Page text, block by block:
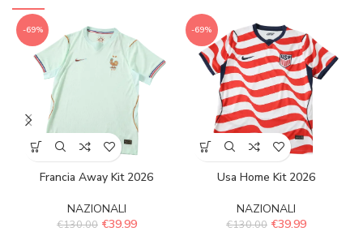
-69%
Francia Away Kit 2026
NAZIONALI
€130.00 €39.99
-69%
Usa Home Kit 2026
NAZIONALI
€130.00 €39.99